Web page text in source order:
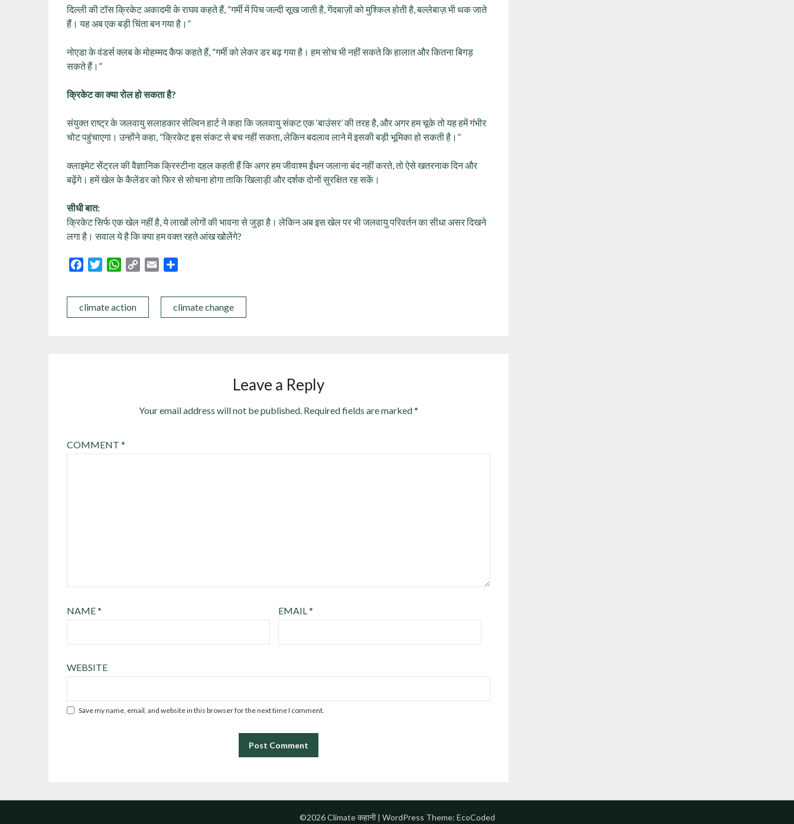
दिल्ली की टॉस क्रिकेट अकादमी के राघव कहते हैं, “गर्मी में पिच जल्दी सूख जाती है, गेंदबाज़ों को मुश्किल होती है, बल्लेबाज़ भी थक जाते
हैं। यह अब एक बड़ी चिंता बन गया है।”
नोएडा के वंडर्स क्लब के मोहम्मद कैफ कहते हैं, “गर्मी को लेकर डर बढ़ गया है। हम सोच भी नहीं सकते कि हालात और कितना बिगड़
सकते हैं।”
क्रिकेट का क्या रोल हो सकता है?
संयुक्त राष्ट्र के जलवायु सलाहकार सेल्विन हार्ट ने कहा कि जलवायु संकट एक ‘बाउंसर’ की तरह है, और अगर हम चूके तो यह हमें गंभीर
चोट पहुंचाएगा। उन्होंने कहा, “क्रिकेट इस संकट से बच नहीं सकता, लेकिन बदलाव लाने में इसकी बड़ी भूमिका हो सकती है।”
क्लाइमेट सेंट्रल की वैज्ञानिक क्रिस्टीना दहल कहती हैं कि अगर हम जीवाश्म ईंधन जलाना बंद नहीं करते, तो ऐसे खतरनाक दिन और
बढ़ेंगे। हमें खेल के कैलेंडर को फिर से सोचना होगा ताकि खिलाड़ी और दर्शक दोनों सुरक्षित रह सकें।
सीधी बात:
क्रिकेट सिर्फ एक खेल नहीं है, ये लाखों लोगों की भावना से जुड़ा है। लेकिन अब इस खेल पर भी जलवायु परिवर्तन का सीधा असर दिखने
लगा है। सवाल ये है कि क्या हम वक्त रहते आंख खोलेंगे?
FacebookTwitterWhatsApp
Copy
Email
climate action climate change
Leave a Reply
Your email address will not be published. Required fields are marked*
COMMENT*
NAME* EMAIL*
WEBSITE
Save my name, email, and website in this browser for the next time I comment.
©2026 Climate कहानी| WordPress Theme: EcoCoded